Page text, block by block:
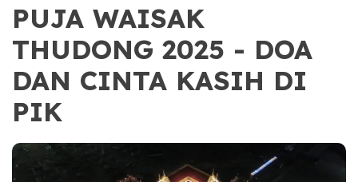
PUJA WAISAK
THUDONG 2025 - DOA
DAN CINTA KASIH DI
PIK